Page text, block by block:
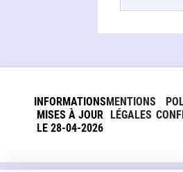
INFORMATIONS
MISES À JOUR
LE 28-04-2026
MENTIONS
LÉGALES